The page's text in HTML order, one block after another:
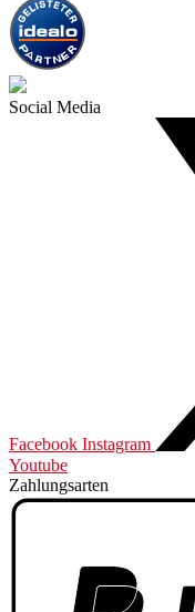
Social Media
Facebook Instagram
Youtube
Zahlungsarten